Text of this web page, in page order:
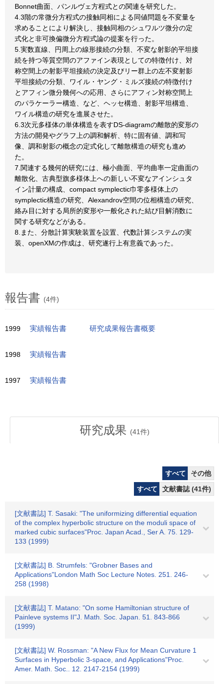
Bonnet曲面、パンルヴェ方程式との関連を研究した。
4.3階の常微分方程式の接触同相による同値問題を不変量を
求めることにより解決し、接触同相のシュワルツ微分の定
式化と非可換偏微分方程式論の提案を行った。
5.実数直線、円周上の線形接続の分類、不変な射影的平坦接
続を持つ等質空間のアファイン表現としての特徴付け、対
称空間上の射影平坦接続の決定及びリー群上の左不変射影
平坦接続の分類、ワイル・ヤング・ミルズ接続の特徴付け
とアフィン微分幾何への応用、さらにアフィン対称空間上
のパラケーラー構造、など、ヘッセ構造、射影平坦構造、
ワイル構造の研究を進展させた。
6.3次元多様体の単体構造を表すDS-diagramの離散的変形の
方法の開発やグラフ上の調和解析、特に固有値、調和写
像、調和射影の概念の定式化して離散構造の研究も進め
た。
7.関連する幾何的研究には、極小曲面、平均曲率一定曲面の
離散化、古典型旗多様体上への新しい不変なアインシュタ
イン計量の構成、compact symplectic巾零多様体上の
symplectic構造の研究、Alexandrov空間の位相構造の研究、
絡み目に対する局所的変形や一般化された結び目解消数に
関する研究などがある。
8.また、分散計算実験装置を設置、代数計算システムの実
装、openXMの作成は、研究遂行上有意義であった。
報告書 (4件)
1999 実績報告書 研究成果報告書概要
1998 実績報告書
1997 実績報告書
研究成果 (41件)
すべて
その他
すべて
文献書誌 (41件)
[文献書誌] T. Sasaki: "The uniformizing differential equation
of the complex hyperbolic structure on the moduli space of
marked cubic surfaces"Proc. Japan Acad., Ser A. 75. 129-
133 (1999)
[文献書誌] B. Strumfels: "Grobner Bases and
Applications"London Math Soc Lecture Notes. 251. 246-
258 (1998)
[文献書誌] T. Matano: "On some Hamiltonian structure of
Painleve systems II"J. Math. Soc. Japan. 51. 843-866
(1999)
[文献書誌] W. Rossman: "A New Flux for Mean Curvature 1
Surfaces in Hyperbolic 3-space, and Applications"Proc.
Amer. Math. Soc.. 12. 2147-2154 (1999)